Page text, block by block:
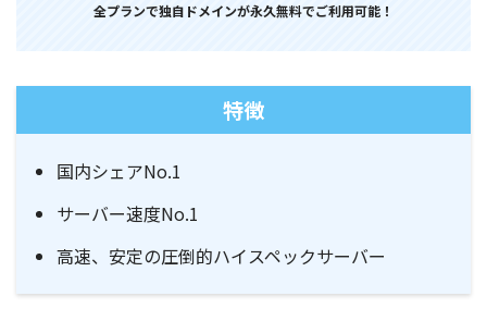
全プランで独自ドメインが永久無料でご利用可能！
特徴
国内シェアNo.1
サーバー速度No.1
高速、安定の圧倒的ハイスペックサーバー